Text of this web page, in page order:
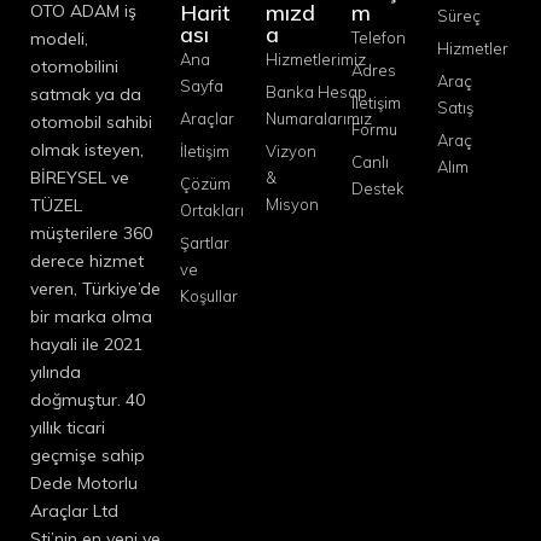
OTO ADAM iş
modeli,
otomobilini
satmak ya da
otomobil sahibi
olmak isteyen,
BİREYSEL ve
TÜZEL
müşterilere 360
derece hizmet
veren, Türkiye’de
bir marka olma
hayali ile 2021
yılında
doğmuştur. 40
yıllık ticari
geçmişe sahip
Dede Motorlu
Araçlar Ltd
Harit
ası
Ana
Sayfa
Araçlar
İletişim
Çözüm
Ortakları
Şartlar
ve
Koşullar
mızd
a
Hizmetlerimiz
Banka Hesap
Numaralarımız
Vizyon
&
Misyon
m
Telefon
Adres
İletişim
Formu
Canlı
Destek
Süreç
Hizmetler
Araç
Satış
Araç
Alım